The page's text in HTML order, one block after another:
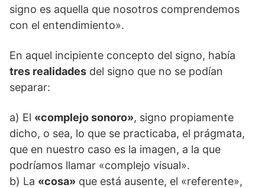
signo es aquella que nosotros comprendemos
con el entendimiento».
En aquel incipiente concepto del signo, había
tres realidades del signo que no se podían
separar:
a) El «complejo sonoro», signo propiamente
dicho, o sea, lo que se practicaba, el prágmata,
que en nuestro caso es la imagen, a la que
podríamos llamar «complejo visual».
b) La «cosa» que está ausente, el «referente»,